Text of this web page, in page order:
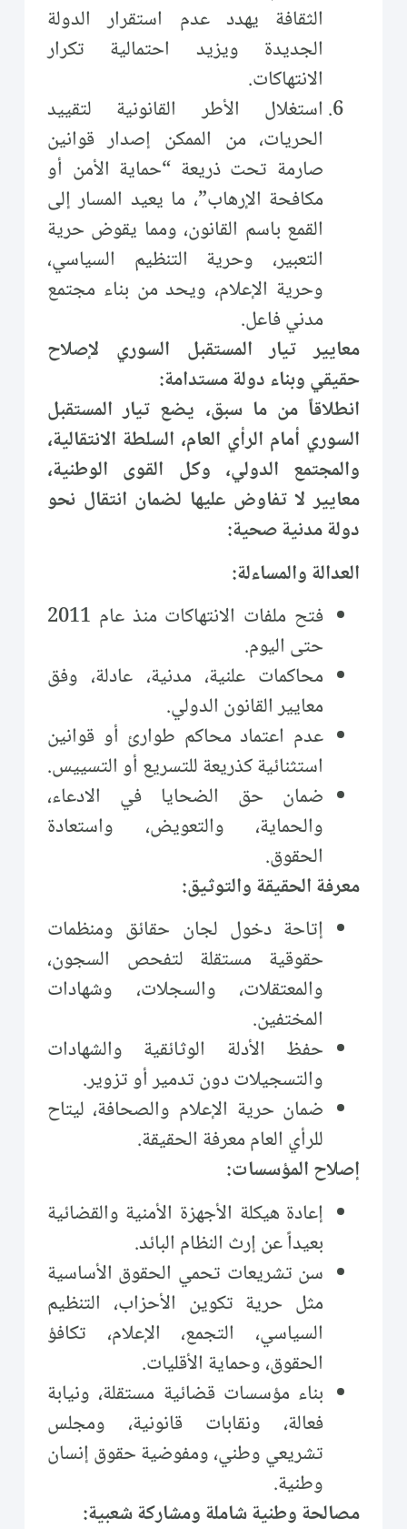
الثقافة يهدد عدم استقرار الدولة
الجديدة ويزيد احتمالية تكرار
الانتهاكات.
استغلال الأطر القانونية لتقييد
الحريات، من الممكن إصدار قوانين
صارمة تحت ذريعة “حماية الأمن أو
مكافحة الإرهاب”، ما يعيد المسار إلى
القمع باسم القانون، ومما يقوض حرية
التعبير، وحرية التنظيم السياسي،
وحرية الإعلام، ويحد من بناء مجتمع
مدني فاعل.
معايير تيار المستقبل السوري لإصلاح
حقيقي وبناء دولة مستدامة:
انطلاقاً من ما سبق، يضع تيار المستقبل
السوري أمام الرأي العام، السلطة الانتقالية،
والمجتمع الدولي، وكل القوى الوطنية،
معايير لا تفاوض عليها لضمان انتقال نحو
دولة مدنية صحية:
العدالة والمساءلة:
فتح ملفات الانتهاكات منذ عام 2011
حتى اليوم.
محاكمات علنية، مدنية، عادلة، وفق
معايير القانون الدولي.
عدم اعتماد محاكم طوارئ أو قوانين
استثنائية كذريعة للتسريع أو التسييس.
ضمان حق الضحايا في الادعاء،
والحماية، والتعويض، واستعادة
الحقوق.
معرفة الحقيقة والتوثيق:
إتاحة دخول لجان حقائق ومنظمات
حقوقية مستقلة لتفحص السجون،
والمعتقلات، والسجلات، وشهادات
المختفين.
حفظ الأدلة الوثائقية والشهادات
والتسجيلات دون تدمير أو تزوير.
ضمان حرية الإعلام والصحافة، ليتاح
للرأي العام معرفة الحقيقة.
إصلاح المؤسسات:
إعادة هيكلة الأجهزة الأمنية والقضائية
بعيداً عن إرث النظام البائد.
سن تشريعات تحمي الحقوق الأساسية
مثل حرية تكوين الأحزاب، التنظيم
السياسي، التجمع، الإعلام، تكافؤ
الحقوق، وحماية الأقليات.
بناء مؤسسات قضائية مستقلة، ونيابة
فعالة، ونقابات قانونية، ومجلس
تشريعي وطني، ومفوضية حقوق إنسان
وطنية.
مصالحة وطنية شاملة ومشاركة شعبية: